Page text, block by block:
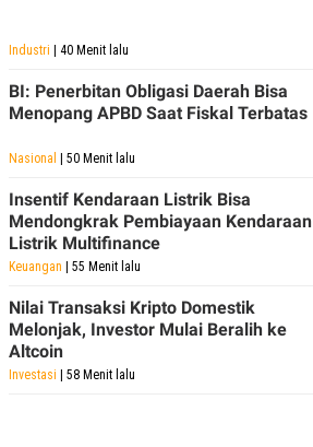
Industri | 40 Menit lalu
BI: Penerbitan Obligasi Daerah Bisa
Menopang APBD Saat Fiskal Terbatas
Nasional | 50 Menit lalu
Insentif Kendaraan Listrik Bisa
Mendongkrak Pembiayaan Kendaraan
Listrik Multifinance
Keuangan | 55 Menit lalu
Nilai Transaksi Kripto Domestik
Melonjak, Investor Mulai Beralih ke
Altcoin
Investasi | 58 Menit lalu